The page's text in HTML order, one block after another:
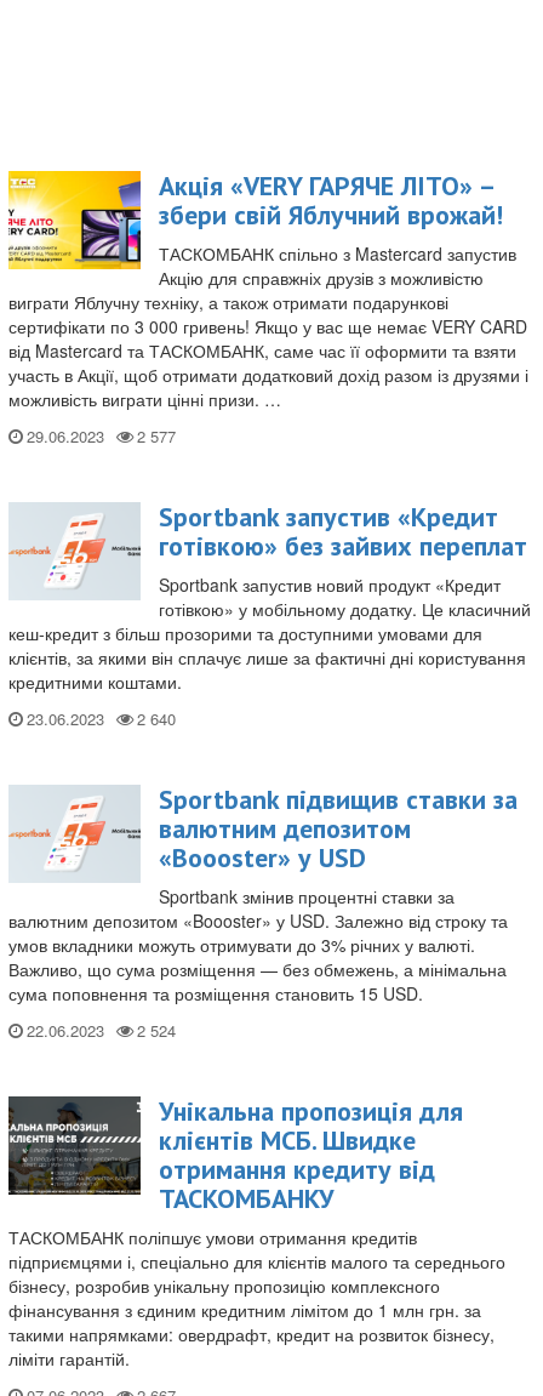
Акція «VERY ГАРЯЧЕ ЛІТО» –
збери свій Яблучний врожай!
ТАСКОМБАНК спільно з Mastercard запустив
Акцію для справжніх друзів з можливістю
виграти Яблучну техніку, а також отримати подарункові
сертифікати по 3 000 гривень! Якщо у вас ще немає VERY CARD
від Mastercard та ТАСКОМБАНК, саме час її оформити та взяти
участь в Акції, щоб отримати додатковий дохід разом із друзями і
можливість виграти цінні призи. …
29.06.2023
Sportbank запустив «Кредит
готівкою» без зайвих переплат
Sportbank запустив новий продукт «Кредит
готівкою» у мобільному додатку. Це класичний
кеш-кредит з більш прозорими та доступними умовами для
клієнтів, за якими він сплачує лише за фактичні дні користування
кредитними коштами.
23.06.2023
Sportbank підвищив ставки за
валютним депозитом
«Boooster» у USD
Sportbank змінив процентні ставки за
валютним депозитом «Boooster» у USD. Залежно від строку та
умов вкладники можуть отримувати до 3% річних у валюті.
Важливо, що сума розміщення — без обмежень, а мінімальна
сума поповнення та розміщення становить 15 USD.
22.06.2023
Унікальна пропозиція для
клієнтів МСБ. Швидке
отримання кредиту від
ТАСКОМБАНКУ
ТАСКОМБАНК поліпшує умови отримання кредитів
підприємцями і, спеціально для клієнтів малого та середнього
бізнесу, розробив унікальну пропозицію комплексного
фінансування з єдиним кредитним лімітом до 1 млн грн. за
такими напрямками: овердрафт, кредит на розвиток бізнесу,
ліміти гарантій.